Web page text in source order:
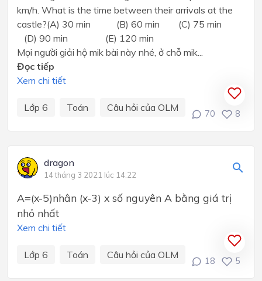
km/h. What is the time between their arrivals at the
castle?(A) 30 min (B) 60 min (C) 75 min
(D) 90 min (E) 120 min
Mọi người giải hộ mik bài này nhé, ở chỗ mik...
Đọc tiếp
Xem chi tiết
Lớp 6 Toán Câu hỏi của OLM
70 8
dragon
14 tháng 3 2021 lúc 14:22
A=(x-5)nhân (x-3) x số nguyên A bằng giá trị
nhỏ nhất
Xem chi tiết
Lớp 6 Toán Câu hỏi của OLM
18 5